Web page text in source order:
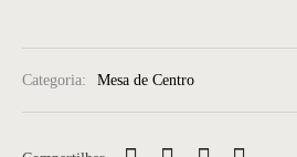
Categoria: Mesa de Centro